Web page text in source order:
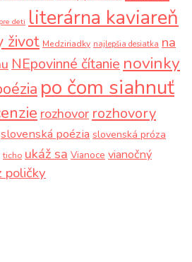
deti literárna kaviareň
život Medziriadky najlepšia desiatka na
NEpovinné čítanie novinky
po čom siahnuť
rozhovor rozhovory
slovenská poézia slovenská próza
ticho ukáž sa Vianoce vianočný
poličky